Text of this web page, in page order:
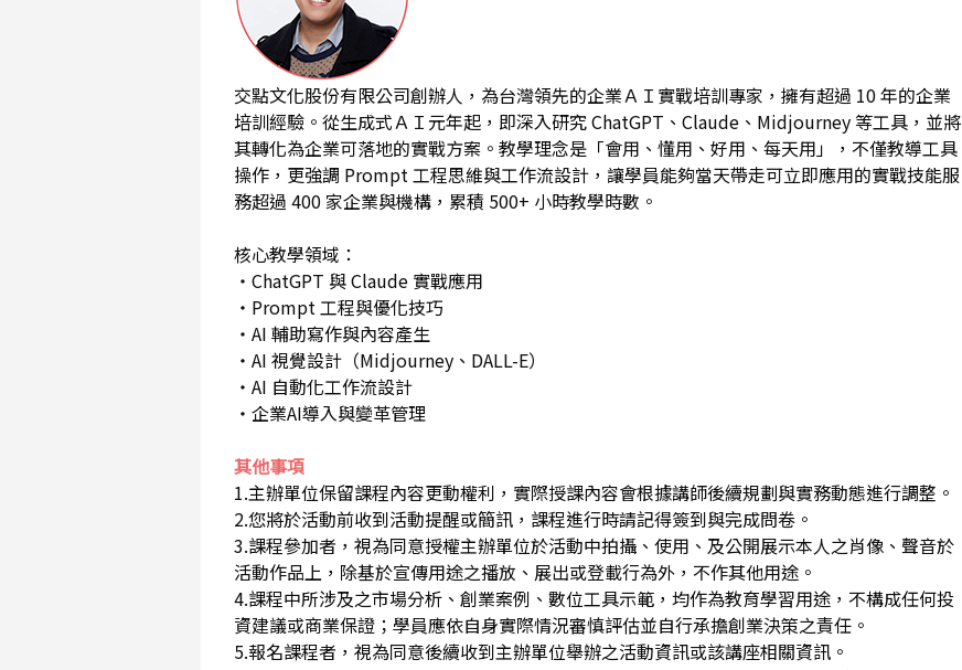
交點文化股份有限公司創辦人，為台灣領先的企業ＡＩ實戰培訓專家，擁有超過 10 年的企業
培訓經驗。從生成式ＡＩ元年起，即深入研究 ChatGPT、Claude、Midjourney 等工具，並將
其轉化為企業可落地的實戰方案。教學理念是「會用、懂用、好用、每天用」，不僅教導工具
操作，更強調 Prompt 工程思維與工作流設計，讓學員能夠當天帶走可立即應用的實戰技能服
務超過 400 家企業與機構，累積 500+ 小時教學時數。
核心教學領域：
・ChatGPT 與 Claude 實戰應用
・Prompt 工程與優化技巧
・AI 輔助寫作與內容產生
・AI 視覺設計（Midjourney、DALL-E）
・AI 自動化工作流設計
・企業AI導入與變革管理
其他事項
1.主辦單位保留課程內容更動權利，實際授課內容會根據講師後續規劃與實務動態進行調整。
2.您將於活動前收到活動提醒或簡訊，課程進行時請記得簽到與完成問卷。
3.課程參加者，視為同意授權主辦單位於活動中拍攝、使用、及公開展示本人之肖像、聲音於
活動作品上，除基於宣傳用途之播放、展出或登載行為外，不作其他用途。
4.課程中所涉及之市場分析、創業案例、數位工具示範，均作為教育學習用途，不構成任何投
資建議或商業保證；學員應依自身實際情況審慎評估並自行承擔創業決策之責任。
5.報名課程者，視為同意後續收到主辦單位舉辦之活動資訊或該講座相關資訊。